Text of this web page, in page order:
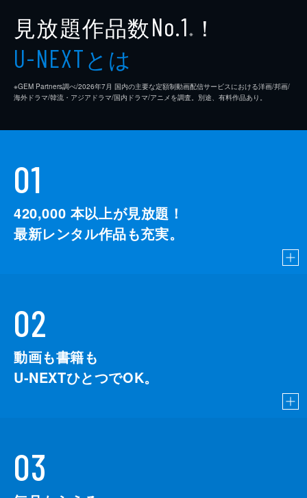
見放題作品数No.1 ※ ！
U-NEXTとは
※GEM Partners調べ/2026年7⽉ 国内の主要な定額制動画配信サービスにおける洋画/邦画/
海外ドラマ/韓流・アジアドラマ/国内ドラマ/アニメを調査。別途、有料作品あり。
01
420,000 本以上が見放題！
最新レンタル作品も充実。
02
動画も書籍も
U-NEXTひとつでOK。
03